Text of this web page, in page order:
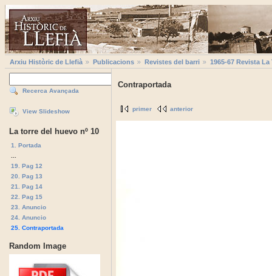
Arxiu Històric de Llefià Publicacions Revistes del barri 1965-67 Revista
Recerca Avançada
View Slideshow
La torre del huevo nº 10
1. Portada
19. Pag 12
20. Pag 13
21. Pag 14
22. Pag 15
23. Anuncio
24. Anuncio
25. Contraportada
Random Image
Contraportada
primer anterior